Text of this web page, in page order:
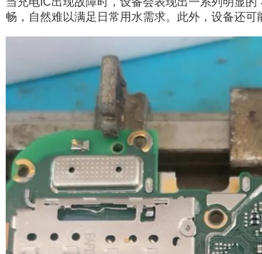
畅，自然难以满足日常用水需求。此外，设备还